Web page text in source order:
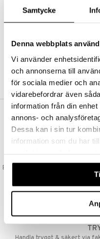
Samtycke
Denna webbplats
Vi använder
och annonserna till
för sociala medier och
vidarebefordrar även
information från din
annons- och
Dessa kan i sin tur
information som du har
våra cookies vid fortsatt
Abonnemang
Bevaka produkter
Recensera produkter
SKAPA KUND
VAD
Vi erbjuder fri frakt från 350
utifån vilken avdelning
Beställningar lagda före 14:00
oss
GODKÄND AV
EU-logotypen är